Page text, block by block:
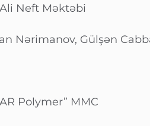
Ali Neft Məktəbi
Nərimanov, Gülşən
Polymer” MMC